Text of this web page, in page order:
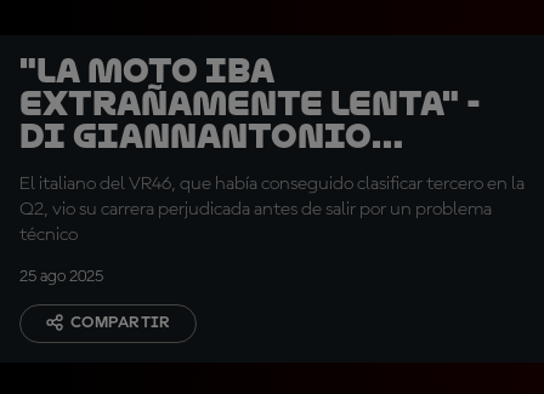
"La moto iba
extrañamente lenta" -
Di Giannantonio
obligado a salir desde
el pitlane
El italiano del VR46, que había conseguido clasificar tercero en la
Q2, vio su carrera perjudicada antes de salir por un problema
técnico
25 ago 2025
COMPARTIR